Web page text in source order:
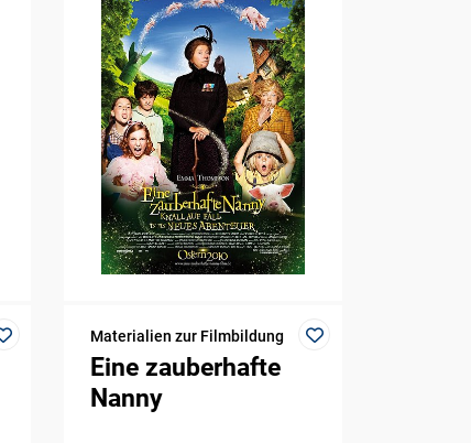
Materialien zur Filmbildung
Eine zauberhafte
Nanny